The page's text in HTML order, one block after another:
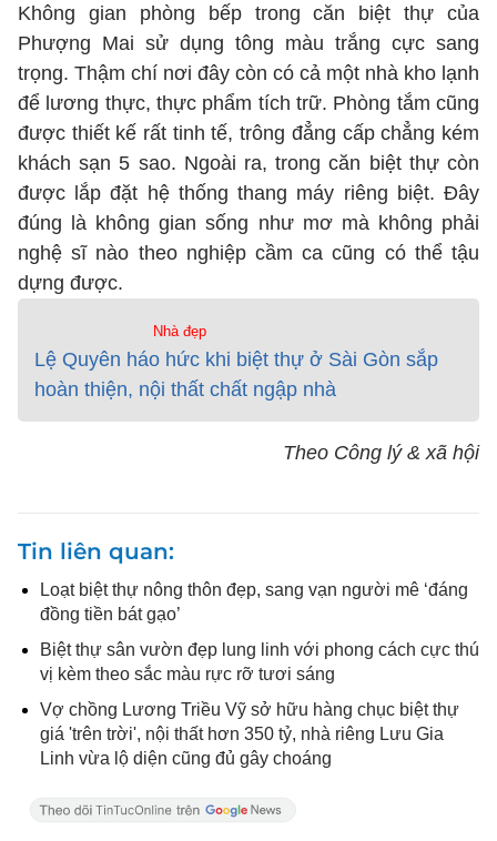
Không gian phòng bếp trong căn biệt thự của
Phượng Mai sử dụng tông màu trắng cực sang
trọng. Thậm chí nơi đây còn có cả một nhà kho lạnh
để lương thực, thực phẩm tích trữ. Phòng tắm cũng
được thiết kế rất tinh tế, trông đẳng cấp chẳng kém
khách sạn 5 sao. Ngoài ra, trong căn biệt thự còn
được lắp đặt hệ thống thang máy riêng biệt. Đây
đúng là không gian sống như mơ mà không phải
nghệ sĩ nào theo nghiệp cầm ca cũng có thể tậu
dựng được.
Nhà đẹp
Lệ Quyên háo hức khi biệt thự ở Sài Gòn sắp
hoàn thiện, nội thất chất ngập nhà
Theo Công lý & xã hội
Tin liên quan
Loạt biệt thự nông thôn đẹp, sang vạn người mê ‘đáng
đồng tiền bát gạo’
Biệt thự sân vườn đẹp lung linh với phong cách cực thú
vị kèm theo sắc màu rực rỡ tươi sáng
Vợ chồng Lương Triều Vỹ sở hữu hàng chục biệt thự
giá 'trên trời', nội thất hơn 350 tỷ, nhà riêng Lưu Gia
Linh vừa lộ diện cũng đủ gây choáng